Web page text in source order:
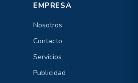
EMPRESA
Nosotros
Contacto
Servicios
Publicidad